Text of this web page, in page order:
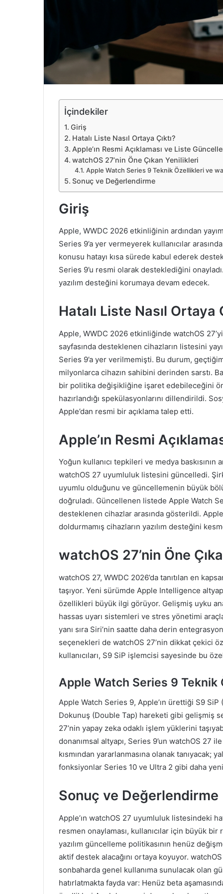
İçindekiler
Giriş
Hatalı Liste Nasıl Ortaya Çıktı?
Apple’ın Resmi Açıklaması ve Liste
watchOS 27’nin Öne Çıkan Yenilikleri
Apple Watch Series 9 Teknik Özellikleri ve
Sonuç ve Değerlendirme
Giriş
Apple, WWDC 2026 etkinliğinin ardından
Series 9’a yer vermeyerek kullanıcılar
konusu hatayı kısa sürede kabul ederek
Series 9’u resmi olarak desteklediğini
yazılım desteğini korumaya devam edecek.
Hatalı Liste Nasıl Ortaya
Apple, WWDC 2026 etkinliğinde watchOS
sayfasında desteklenen cihazların listesini
Series 9’a yer verilmemişti. Bu durum,
milyonlarca cihazın sahibini derinden sarstı.
bir politika değişikliğine işaret edebileceğini
hazırlandığı spekülasyonlarını dillendirildi.
Apple’dan resmi bir açıklama talep etti.
Apple’ın Resmi
Yoğun kullanıcı tepkileri ve medya
watchOS 27 uyumluluk listesini güncelledi.
uyumlu olduğunu ve güncellemenin büyük
doğruladı. Güncellenen listede Apple Watch
desteklenen cihazlar arasında gösterildi.
doldurmamış cihazların yazılım desteğini
watchOS 27’nin Öne
watchOS 27, WWDC 2026’da tanıtılan en
taşıyor. Yeni sürümde Apple Intelligence
özellikleri büyük ilgi görüyor. Gelişmiş uyku
hassas uyarı sistemleri ve stres yönetimi
yanı sıra Siri’nin saatte daha derin
seçenekleri de watchOS 27’nin dikkat çekici
kullanıcıları, S9 SiP işlemcisi sayesinde bu
Apple Watch Series 9
Apple Watch Series 9, Apple’ın ürettiği S9
Dokunuş (Double Tap) hareketi gibi gelişmiş
27’nin yapay zeka odaklı işlem yüklerini
donanımsal altyapı, Series 9’un watchOS
kısmından yararlanmasına olanak tanıyacak;
fonksiyonlar Series 10 ve Ultra 2 gibi daha
Sonuç ve Değerlendirme
Apple’ın watchOS 27 uyumluluk listesindeki
resmen onaylaması, kullanıcılar için büyük
yazılım güncelleme politikasının henüz
aktif destek alacağını ortaya koyuyor.
sonbaharda genel kullanıma sunulacak olan
hatırlatmakta fayda var: Henüz beta